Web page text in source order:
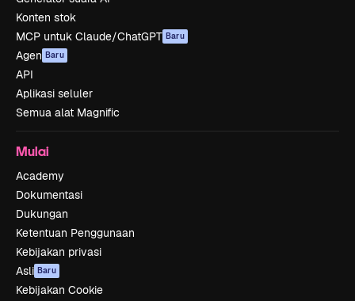
Konten stok
MCP untuk Claude/ChatGPT Baru
Agen Baru
API
Aplikasi seluler
Semua alat Magnific
Mulai
Academy
Dokumentasi
Dukungan
Ketentuan Penggunaan
Kebijakan privasi
Asli Baru
Kebijakan Cookie